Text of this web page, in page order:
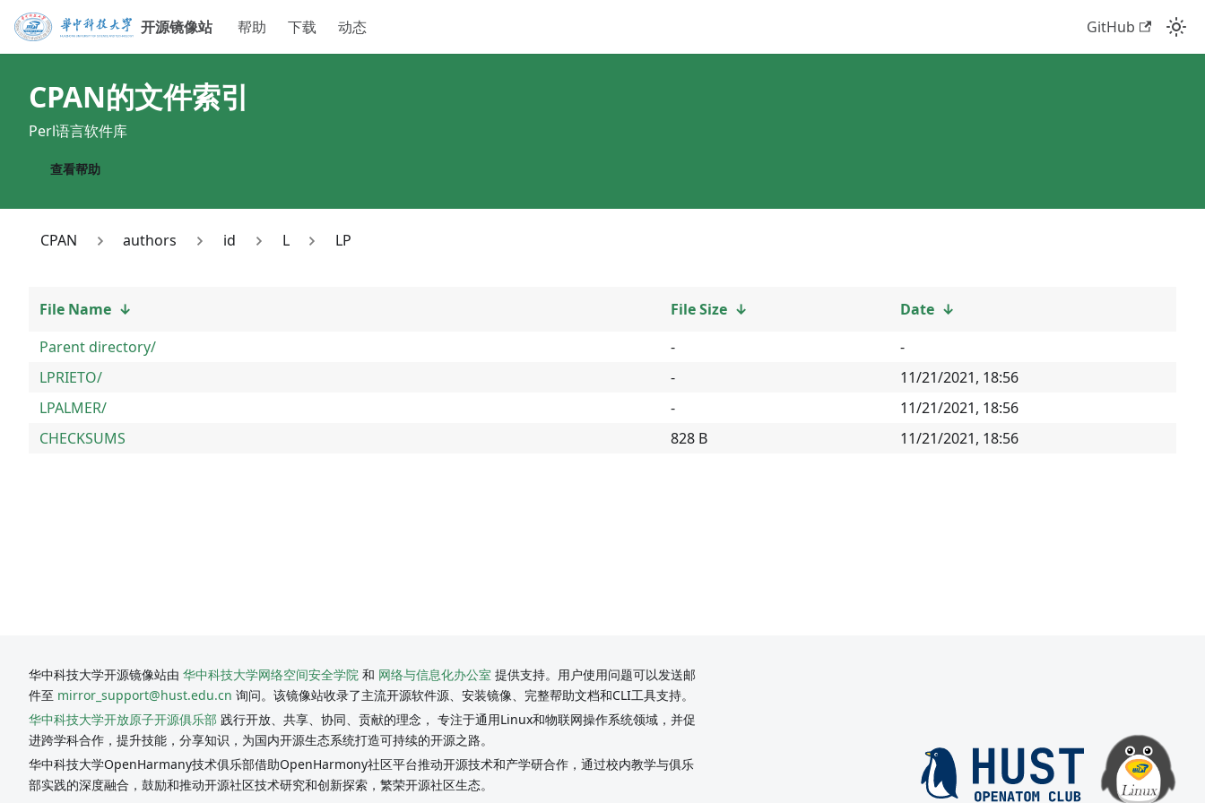
开源镜像站 帮助 下载 动态 GitHub
CPAN的文件索引
Perl语言软件库
查看帮助
CPAN authors id L LP
File Name ↓ File Size ↓ Date ↓
Parent directory/
-
-
LPRIETO/
-
11/21/2021, 18:56
LPALMER/
-
11/21/2021, 18:56
CHECKSUMS
828 B 11/21/2021, 18:56
华中科技大学开源镜像站由 华中科技大学网络空间安全学院 和 网络与信息化办公室 提供支持。用户使用问题可以发送邮
件至 mirror_support@hust.edu.cn 询问。该镜像站收录了主流开源软件源、安装镜像、完整帮助文档和CLI工具支持。
华中科技大学开放原子开源俱乐部 践行开放、共享、协同、贡献的理念， 专注于通用Linux和物联网操作系统领域，并促
进跨学科合作，提升技能，分享知识，为国内开源生态系统打造可持续的开源之路。
华中科技大学OpenHarmany技术俱乐部借助OpenHarmony社区平台推动开源技术和产学研合作，通过校内教学与俱乐
部实践的深度融合，鼓励和推动开源社区技术研究和创新探索，繁荣开源社区生态。